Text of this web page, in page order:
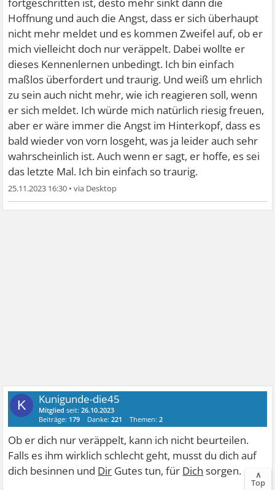
Hoffnung und auch die Angst, dass er sich überhaupt
nicht mehr meldet und es kommen Zweifel auf, ob er
mich vielleicht doch nur veräppelt. Dabei wollte er
dieses Kennenlernen unbedingt. Ich bin einfach
maßlos überfordert und traurig. Und weiß um ehrlich
zu sein auch nicht mehr, wie ich reagieren soll, wenn
er sich meldet. Ich würde mich natürlich riesig freuen,
aber er wäre immer die Angst im Hinterkopf, dass es
bald wieder von vorn losgeht, was ja leider auch sehr
wahrscheinlich ist. Auch wenn er sagt, er hoffe, es sei
das letzte Mal. Ich bin einfach so traurig.
25.11.2023 16:30 •
K Kunigunde-die45
Mitglied seit:26.10.2023
Beiträge: 179 Danke:221 Themen:2
Ob er dich nur veräppelt, kann ich nicht beurteilen.
Falls es ihm wirklich schlecht geht, musst du dich auf
dich besinnen und Dir Gutes tun, für Dich sorgen. ∧
Top